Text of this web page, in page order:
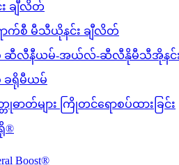
ချီလိတ်
က်စီ မီသီယိုနင်း ချီလိတ်
ဆီလီနီယမ်-အယ်လ်-ဆီလီနိုမီသီအိုနင်
ခရိုမီယမ်
ဓာတ်များ ကြိုတင်ရောစပ်ထားခြင်း
®
Boost®